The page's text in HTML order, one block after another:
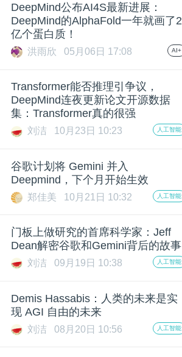
DeepMind公布AI4S最新进展：
DeepMind的AlphaFold一年就画了2
亿个蛋白质！
洪雨欣 05月06日 17:08 AI+
Transformer能否推理引争议，
DeepMind连夜更新论文开源数据
集：Transformer真的很强
刘洁 10月23日 10:23 人工智能
谷歌计划将 Gemini 并入
Deepmind，下个月开始生效
郑佳美 10月21日 10:32 人工智能
门板上做研究的首席科学家：Jeff
Dean解密谷歌和Gemini背后的故事
刘洁 09月19日 10:38 人工智能
Demis Hassabis：人类的未来是实
现 AGI 自由的未来
刘洁 08月20日 10:56 人工智能